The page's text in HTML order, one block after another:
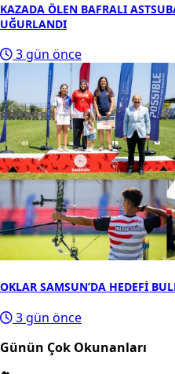
KAZADA ÖLEN BAFRALI
UĞURLANDI
3 gün önce
OKLAR SAMSUN’DA HEDEFİ
3 gün önce
Günün Çok Okunanları